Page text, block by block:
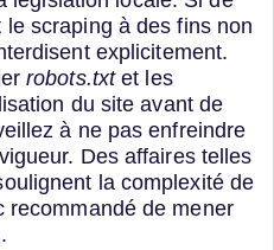
scraping à des fins non
explicitement.
robots.txtet les
du site avant de
à ne pas enfreindre
Des affaires telles
la complexité de
recommandé de mener